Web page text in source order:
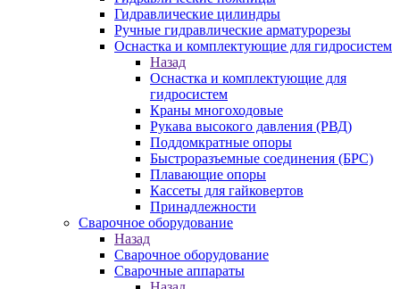
Гидравлические цилиндры
Ручные гидравлические арматурорезы
Оснастка и комплектующие для гидросистем
Назад
Оснастка и комплектующие для
гидросистем
Краны многоходовые
Рукава высокого давления (РВД)
Поддомкратные опоры
Быстроразъемные соединения (БРС)
Плавающие опоры
Кассеты для гайковертов
Принадлежности
Сварочное оборудование
Назад
Сварочное оборудование
Сварочные аппараты